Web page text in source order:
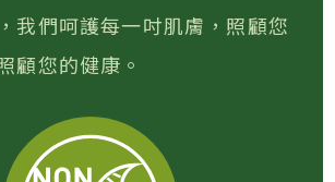
我們呵護每一吋肌膚，照顧您
顧您的健康。